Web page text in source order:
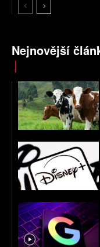
Nejnovější